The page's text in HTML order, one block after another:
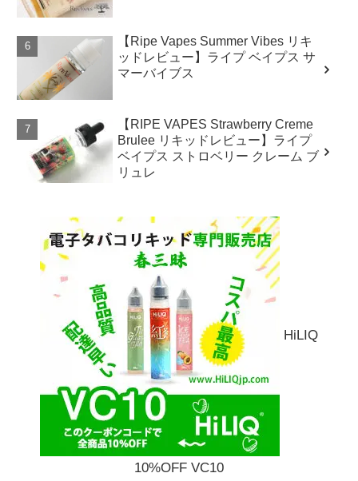
【Ripe Vapes Summer Vibes リキ
ッドレビュー】ライプ ベイプス サ
マーバイブス
【RIPE VAPES Strawberry Creme
Brulee リキッドレビュー】ライプ
ベイプス ストロベリー クレーム ブ
リュレ
HiLIQ
10%OFF VC10